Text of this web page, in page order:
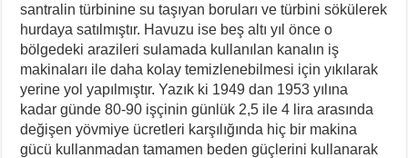
santralin türbinine su taşıyan boruları ve türbini sökülerek
hurdaya satılmıştır. Havuzu ise beş altı yıl önce o
bölgedeki arazileri sulamada kullanılan kanalın iş
makinaları ile daha kolay temizlenebilmesi için yıkılarak
yerine yol yapılmıştır. Yazık ki 1949 dan 1953 yılına
kadar günde 80-90 işçinin günlük 2,5 ile 4 lira arasında
değişen yövmiye ücretleri karşılığında hiç bir makina
gücü kullanmadan tamamen beden güçlerini kullanarak